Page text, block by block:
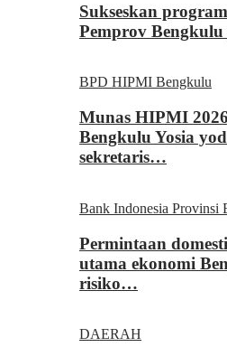
Sukseskan
Pemprov
BPD HIPMI Bengkulu
Munas HIPMI
Bengkulu Yosia
sekretaris…
Bank Indonesia Provinsi
Permintaan
utama ekonomi
risiko…
DAERAH